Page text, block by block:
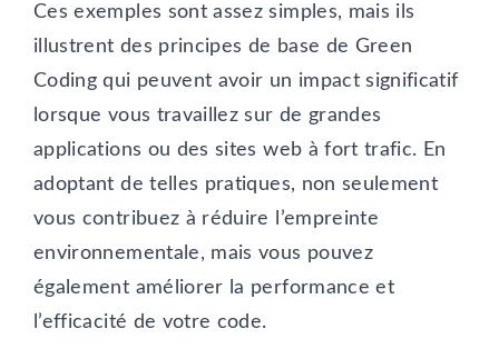
Ces exemples sont assez simples, mais ils
illustrent des principes de base de Green
Coding qui peuvent avoir un impact significatif
lorsque vous travaillez sur de grandes
applications ou des sites web à fort trafic. En
adoptant de telles pratiques, non seulement
vous contribuez à réduire l’empreinte
environnementale, mais vous pouvez
également améliorer la performance et
l’efficacité de votre code.